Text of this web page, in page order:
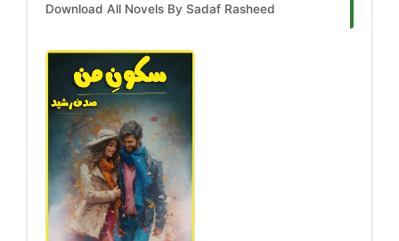
Download All Novels By Sadaf Rasheed